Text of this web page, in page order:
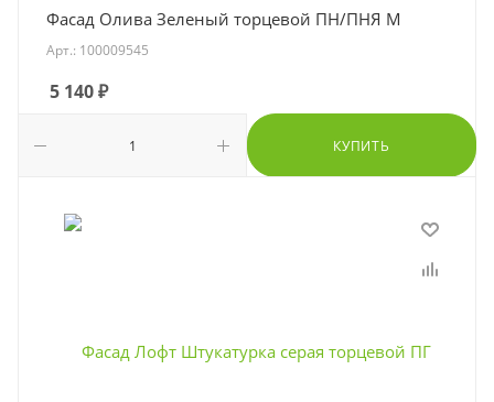
Фасад Олива Зеленый торцевой ПН/ПНЯ М
Арт.: 100009545
5 140₽
КУПИТЬ